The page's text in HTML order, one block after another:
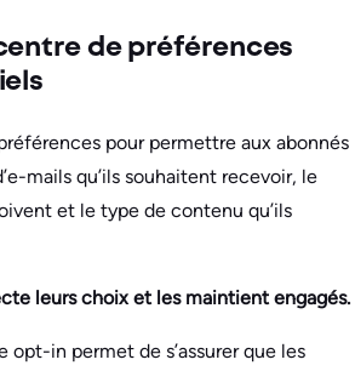
de préférences
pour permettre aux abonnés
mails qu’ils souhaitent recevoir, le
et le type de contenu qu’ils
leurs choix et les maintient engagés.
opt-in permet de s’assurer que les